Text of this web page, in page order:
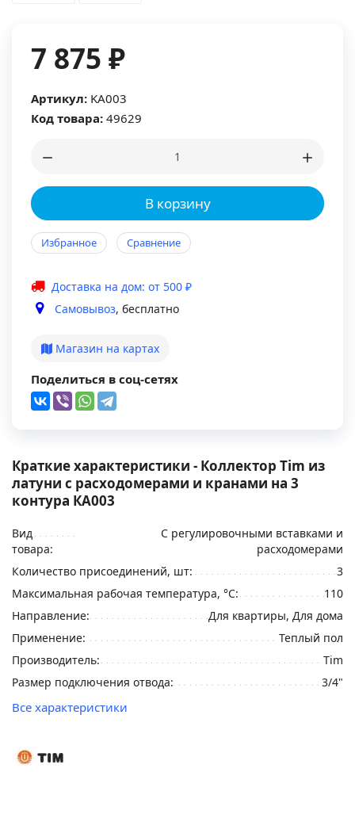
7 875 ₽
Артикул: KA003
Код товара: 49629
В корзину
Избранное Сравнение
Доставка на дом: от 500 ₽
Самовывоз, бесплатно
Магазин на картах
Поделиться в соц-сетях
Краткие характеристики - Коллектор Tim из
латуни с расходомерами и кранами на 3
контура КA003
Вид
товара:
С регулировочными вставками и
расходомерами
Количество присоединений, шт:
3
Максимальная рабочая температура, °С:
110
Направление:
Для квартиры, Для дома
Применение:
Теплый пол
Производитель:
Tim
Размер подключения отвода:
3/4"
Все характеристики